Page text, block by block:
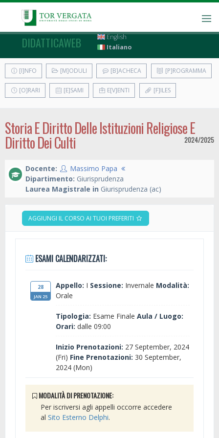
DIDATTICAWEB
English
Italiano
[I]NFO [M]ODULI [B]ACHECA [P]ROGRAMMA
[O]RARI [E]SAMI E[V]ENTI [F]ILES
Storia E Diritto Delle Istituzioni Religiose E
Diritto Dei Culti 2024/2025
Docente:
Massimo Papa
Dipartimento: Giurisprudenza
Laurea Magistrale in Giurisprudenza (ac)
AGGIUNGI IL CORSO AI TUOI PREFERITI
ESAMI CALENDARIZZATI:
28
JAN 25
Appello: I Sessione: Invernale Modalità:
Orale
Tipologia: Esame Finale Aula / Luogo:
Orari: dalle 09:00
Inizio Prenotazioni: 27 September, 2024
(Fri) Fine Prenotazioni: 30 September,
2024 (Mon)
MODALITÀ DI PRENOTAZIONE:
Per iscriversi agli appelli occorre accedere
al Sito Esterno Delphi.